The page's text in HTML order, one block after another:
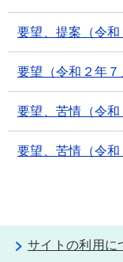
要望、提案（令和
要望（令和２年７
要望、苦情（令和
要望、苦情（令和
サイトの利用に